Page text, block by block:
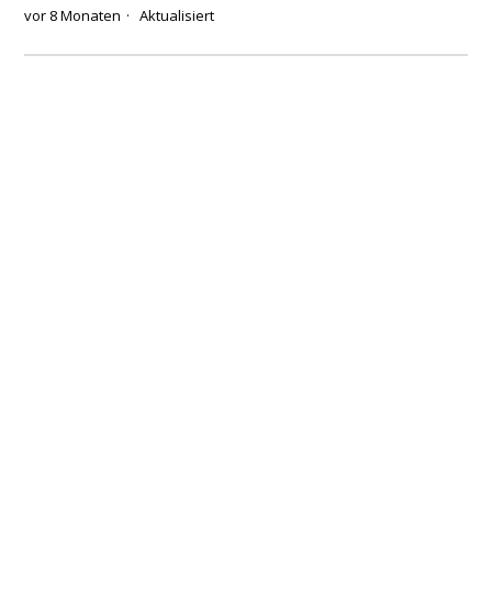
vor 8 Monaten Aktualisiert